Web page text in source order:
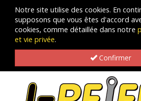
Notre site utilise des cookies. En
supposons que vous êtes d'accord
cookies, comme détaillée dans notre
et vie privée.
Confirmer